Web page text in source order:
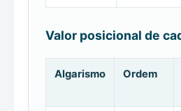
Valor posicional de
Algarismo Ordem